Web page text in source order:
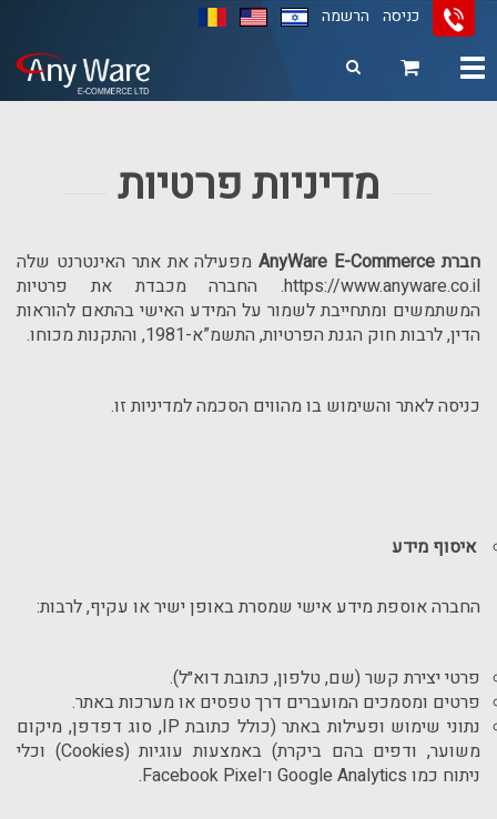
11
12
13
כניסה הרשמה
Toggle
מדיניות פרטיות
חברת AnyWare E-Commerce
מפעילה את אתר האינטרנט שלה
https://www.anyware.co.il. החברה מכבדת את פרטיות
המשתמשים ומתחייבת לשמור על המידע האישי בהתאם להוראות
הדין, לרבות חוק הגנת הפרטיות, התשמ”א-1981, והתקנות מכוחו.
כניסה לאתר והשימוש בו מהווים הסכמה למדיניות זו.
איסוף מידע
החברה אוספת מידע אישי שמסרת באופן ישיר או עקיף, לרבות:
פרטי יצירת קשר (שם, טלפון, כתובת דוא״ל).
פרטים ומסמכים המועברים דרך טפסים או מערכות באתר.
נתוני שימוש ופעילות באתר (כולל כתובת IP, סוג דפדפן, מיקום
משוער, ודפים בהם ביקרת) באמצעות עוגיות (Cookies) וכלי
ניתוח כמו Google Analytics ו־Facebook Pixel.